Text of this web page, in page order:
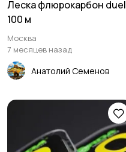
Леска флюрокарбон duel
100 м
Москва
7 месяцев назад
Анатолий Семенов